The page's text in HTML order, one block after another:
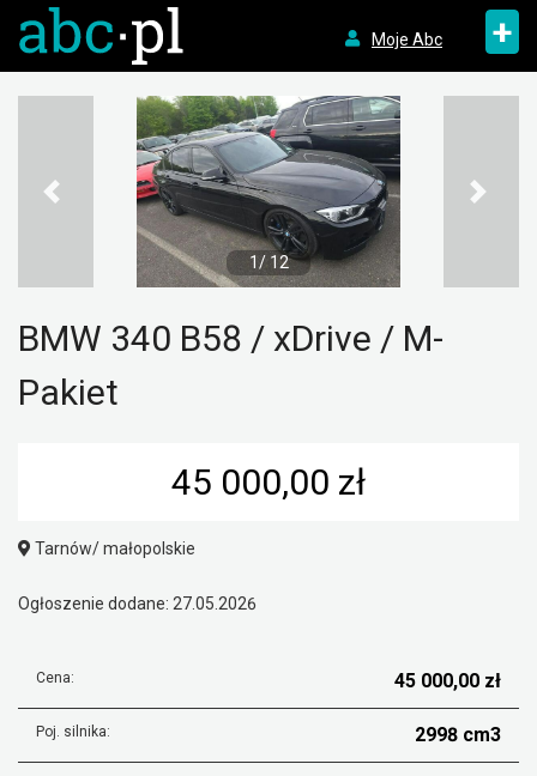
Moje Abc +
1/ 12
BMW 340 B58 / xDrive / M-
Pakiet
45 000,00 zł
Tarnów/ małopolskie
Ogłoszenie dodane: 27.05.2026
Cena: 45 000,00 zł
Poj. silnika: 2998 cm3